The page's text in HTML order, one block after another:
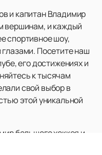
и капитан Владимир
вершинам, и каждый
спортивное шоу,
Посетите наш
его достижениях и
к тысячам
свой выбор в
этой уникальной
большого хоккея и